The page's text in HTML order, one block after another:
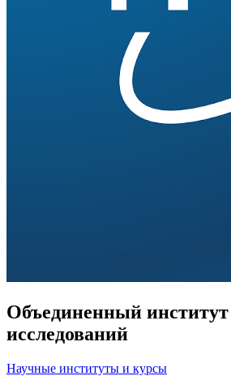
Объединенный
исследований
Научные институты и курсы